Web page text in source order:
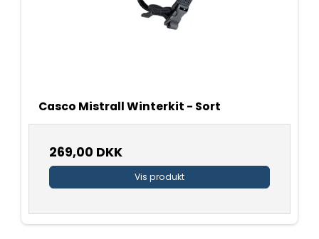
Casco Mistrall Winterkit - Sort
269,00 DKK
Vis produkt